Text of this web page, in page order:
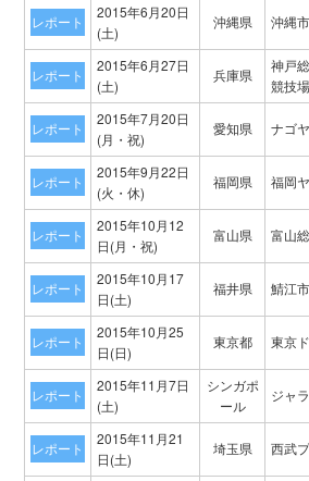
レポート
2015年6月20日
(土)
沖縄県 沖縄
レポート
2015年6月27日
(土)
兵庫県
神戸
競技場
レポート
2015年7月20日
(月・祝)
愛知県 ナゴ
レポート
2015年9月22日
(火・休)
福岡県 福岡
レポート
2015年10月12
日(月・祝)
富山県 富山
レポート
2015年10月17
日(土)
福井県 鯖江
レポート
2015年10月25
日(日)
東京都 東京
レポート
2015年11月7日
(土)
シンガポ
ール
ジャ
レポート
2015年11月21
日(土)
埼玉県 西武